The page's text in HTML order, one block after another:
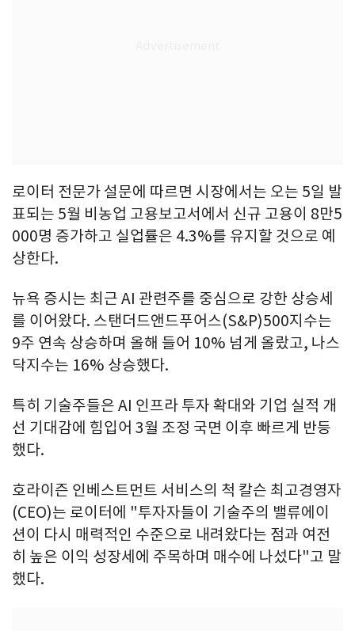
로이터 전문가 설문에 따르면 시장에서는 오는 5일 발
표되는 5월 비농업 고용보고서에서 신규 고용이 8만5
000명 증가하고 실업률은 4.3%를 유지할 것으로 예
상한다.
뉴욕 증시는 최근 AI 관련주를 중심으로 강한 상승세
를 이어왔다. 스탠더드앤드푸어스(S&P)500지수는
9주 연속 상승하며 올해 들어 10% 넘게 올랐고, 나스
닥지수는 16% 상승했다.
특히 기술주들은 AI 인프라 투자 확대와 기업 실적 개
선 기대감에 힘입어 3월 조정 국면 이후 빠르게 반등
했다.
호라이즌 인베스트먼트 서비스의 척 칼슨 최고경영자
(CEO)는 로이터에 "투자자들이 기술주의 밸류에이
션이 다시 매력적인 수준으로 내려왔다는 점과 여전
히 높은 이익 성장세에 주목하며 매수에 나섰다"고 말
했다.